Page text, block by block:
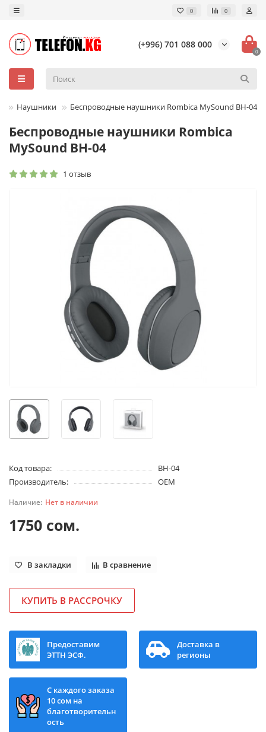
0 0
(+996) 701 088 000
0
Наушники Беспроводные наушники Rombica MySound BH-04
Беспроводные наушники Rombica
MySound BH-04
1 отзыв
Код товара:
BH-04
Производитель:
OEM
Нет в наличии
1750 сом.
В закладки В сравнение
КУПИТЬ В РАССРОЧКУ
Предоставим
ЭТТН ЭСФ.
Доставка в
регионы
С каждого заказа
10 сом на
благотворительн
ость